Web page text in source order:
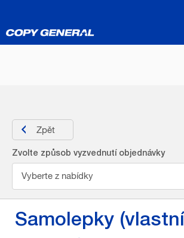
Zpět
Zvolte způsob vyzvednutí objednávky
Vyberte z nabídky
Samolepky (vlastní